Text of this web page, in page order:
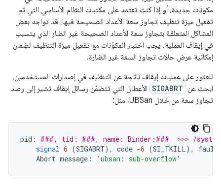
مكونات جديدة، أو إذا كنت تعتمد على مكتبات النظام الأساسي التي تم
تفعيل ميزة تنظيف تجاوز سعة الأعداد الصحيحة فيها، قد تواجه بعض
المشاكل المتعلقة بتجاوز سعة الأعداد الصحيحة غير الضار الذي يتسبب
في إيقاف العملية. يجب اختبار المكوّنات مع تفعيل ميزة التنظيف لضمان
إمكانية عرض حالات تجاوز السعة غير الضارة.
للعثور على عمليات إيقاف ناتجة عن التنظيف في إصدارات المستخدمين،
ابحث عن SIGABRT الأعطال التي تتضمّن رسائل إيقاف تشير إلى رصد
تجاوز سعة من خلال UBSan، مثل:
pid : ###, tid: ###, name: Binder:###  >>> /
signal 6 (SIGABRT), code -6 (SI_TKILL),
fault
Abort message : 'ubsan: sub-overflow'